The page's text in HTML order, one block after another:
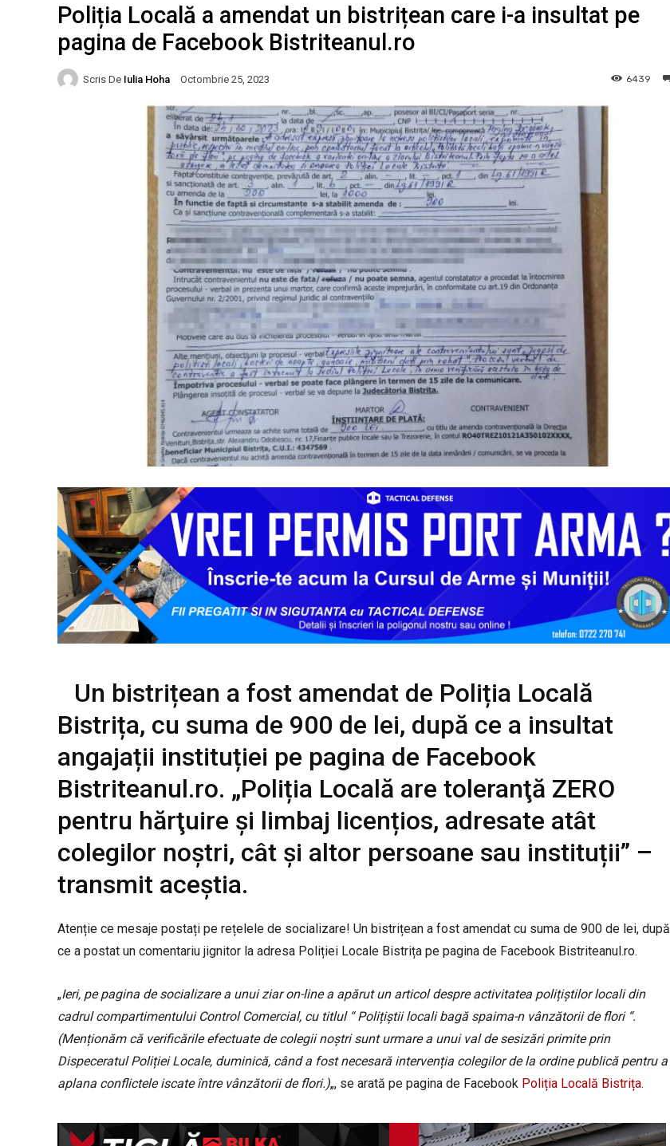
Poliția Locală a amendat un bistrițean care i-a insultat pe
pagina de Facebook Bistriteanul.ro
Scris De Iulia Hoha Octombrie 25, 2023 6439
Un bistrițean a fost amendat de Poliția Locală
Bistrița, cu suma de 900 de lei, după ce a insultat
angajații instituției pe pagina de Facebook
Bistriteanul.ro. „Poliția Locală are toleranţă ZERO
pentru hărţuire și limbaj licențios, adresate atât
colegilor noștri, cât și altor persoane sau instituții” –
transmit aceștia.
Atenție ce mesaje postați pe rețelele de socializare! Un bistrițean a fost amendat cu suma de 900 de lei, după
ce a postat un comentariu jignitor la adresa Poliției Locale Bistrița pe pagina de Facebook Bistriteanul.ro.
„Ieri, pe pagina de socializare a unui ziar on-line a apărut un articol despre activitatea polițiștilor locali din
cadrul compartimentului Control Comercial, cu titlul “ Polițiștii locali bagă spaima-n vânzătorii de flori “.
(Menționăm că verificările efectuate de colegii noștri sunt urmare a unui val de sesizări primite prin
Dispeceratul Poliției Locale, duminică, când a fost necesară intervenția colegilor de la ordine publică pentru a
aplana conflictele iscate între vânzătorii de flori.)„, se arată pe pagina de Facebook Poliția Locală Bistrița.